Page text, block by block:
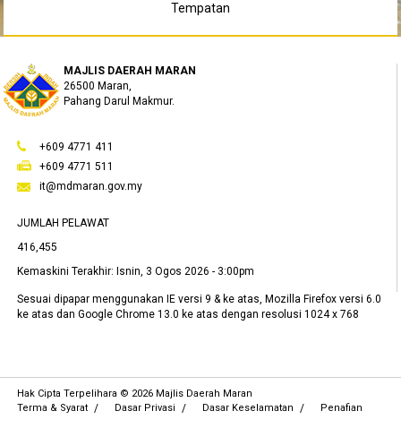
Tempatan
MAJLIS DAERAH MARAN
26500 Maran,
Pahang Darul Makmur.
+609 4771 411
+609 4771 511
it@mdmaran.gov.my
JUMLAH PELAWAT
416,455
Kemaskini Terakhir: Isnin, 3 Ogos 2026 - 3:00pm
Sesuai dipapar menggunakan IE versi 9 & ke atas, Mozilla Firefox versi 6.0
ke atas dan Google Chrome 13.0 ke atas dengan resolusi 1024 x 768
Hak Cipta Terpelihara © 2026 Majlis Daerah Maran
Terma & Syarat
Dasar Privasi Dasar Keselamatan Penafian